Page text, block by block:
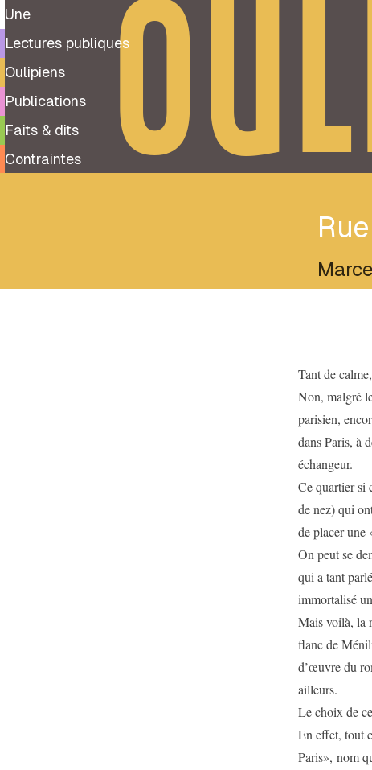
Une
Lectures publiques
Oulipiens
Publications
Faits & dits
Contraintes
Tant de
Non, malgré
parisien,
dans Paris, à
échangeur.
Ce quartier si
de nez) qui
de placer une
On peut se
qui a tant
immortalisé
Mais voilà, la
flanc de
d’œuvre du
ailleurs.
Le choix de
En effet, tout
Paris», nom